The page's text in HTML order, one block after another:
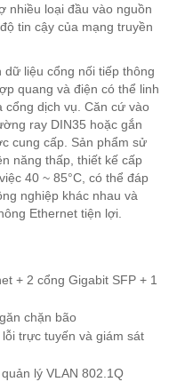
nhiều loại đầu vào nguồn
tin cậy của mạng truyền
dữ liệu cổng nối tiếp thông
quang và điện có thể linh
cổng dịch vụ. Căn cứ vào
ray DIN35 hoặc gắn
cung cấp. Sản phẩm sử
năng thấp, thiết kế cấp
40 ~ 85°C, có thể đáp
nghiệp khác nhau và
Ethernet tiện lợi.
+ 2 cổng Gigabit SFP + 1
chặn bão
trực tuyến và giám sát
lý VLAN 802.1Q